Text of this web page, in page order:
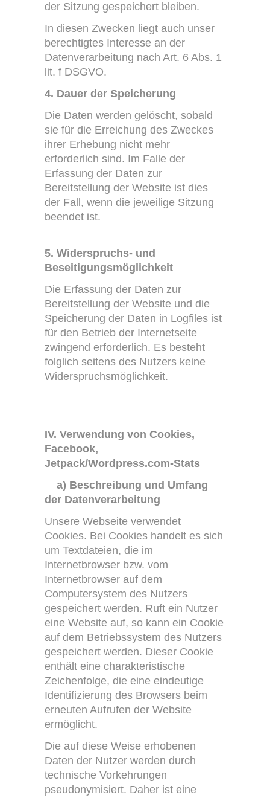
der Sitzung gespeichert bleiben.
In diesen Zwecken liegt auch unser
berechtigtes Interesse an der
Datenverarbeitung nach Art. 6 Abs. 1
lit. f DSGVO.
4. Dauer der Speicherung
Die Daten werden gelöscht, sobald
sie für die Erreichung des Zweckes
ihrer Erhebung nicht mehr
erforderlich sind. Im Falle der
Erfassung der Daten zur
Bereitstellung der Website ist dies
der Fall, wenn die jeweilige Sitzung
beendet ist.
5. Widerspruchs- und
Beseitigungsmöglichkeit
Die Erfassung der Daten zur
Bereitstellung der Website und die
Speicherung der Daten in Logfiles ist
für den Betrieb der Internetseite
zwingend erforderlich. Es besteht
folglich seitens des Nutzers keine
Widerspruchsmöglichkeit.
IV. Verwendung von Cookies,
Facebook,
Jetpack/Wordpress.com-Stats
a) Beschreibung und Umfang
der Datenverarbeitung
Unsere Webseite verwendet
Cookies. Bei Cookies handelt es sich
um Textdateien, die im
Internetbrowser bzw. vom
Internetbrowser auf dem
Computersystem des Nutzers
gespeichert werden. Ruft ein Nutzer
eine Website auf, so kann ein Cookie
auf dem Betriebssystem des Nutzers
gespeichert werden. Dieser Cookie
enthält eine charakteristische
Zeichenfolge, die eine eindeutige
Identifizierung des Browsers beim
erneuten Aufrufen der Website
ermöglicht.
Die auf diese Weise erhobenen
Daten der Nutzer werden durch
technische Vorkehrungen
pseudonymisiert. Daher ist eine